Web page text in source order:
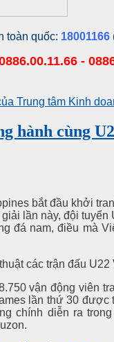
toàn quốc: 18001166
-
Trung tâm Kinh
hành cùng
bắt đầu khởi
lần này, đội
đá nam, điều mà
vận động viên
lần thứ 30
chính diễn ra